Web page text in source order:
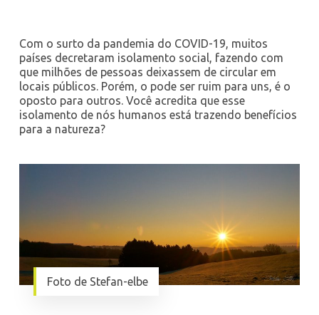
Com o surto da pandemia do COVID-19, muitos
países decretaram isolamento social, fazendo com
que milhões de pessoas deixassem de circular em
locais públicos. Porém, o pode ser ruim para uns, é o
oposto para outros. Você acredita que esse
isolamento de nós humanos está trazendo benefícios
para a natureza?
Foto de Stefan-elbe